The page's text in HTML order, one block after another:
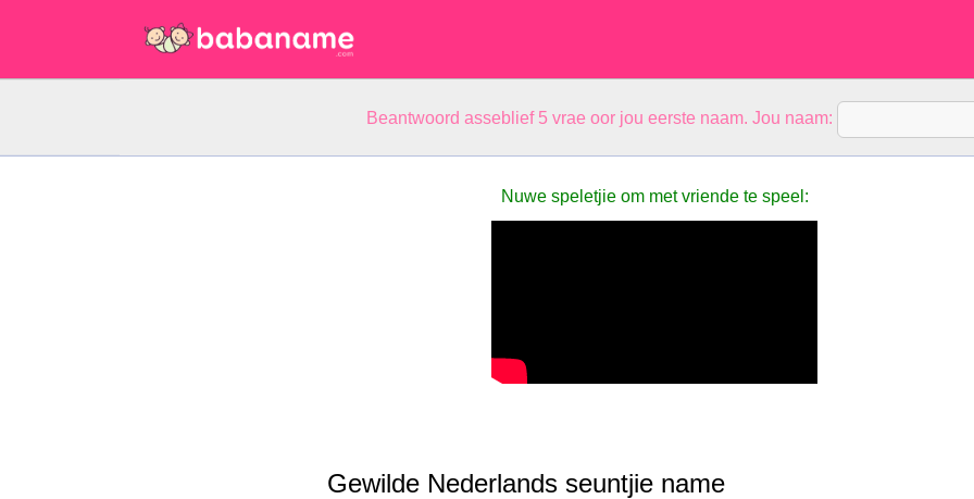
Beantwoord asseblief 5 vrae oor jou eerste naam. Jou naam:
Nuwe speletjie om met vriende te speel:
Gewilde Nederlands seuntjie name